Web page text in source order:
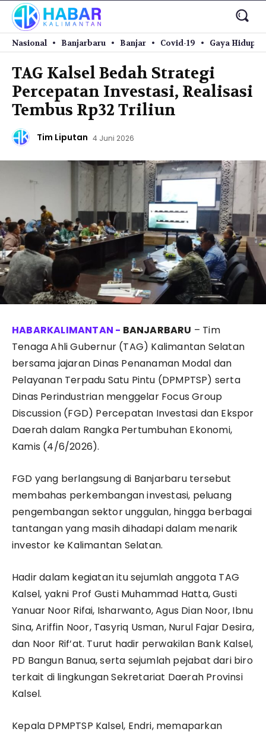
Nasional Banjarbaru Banjar Covid-19 Gaya Hidup
TAG Kalsel Bedah Strategi
Percepatan Investasi, Realisasi
Tembus Rp32 Triliun
Tim Liputan 4 Juni 2026
BANJARBARU – Tim
Tenaga Ahli Gubernur (TAG) Kalimantan Selatan
bersama jajaran Dinas Penanaman Modal dan
Pelayanan Terpadu Satu Pintu (DPMPTSP) serta
Dinas Perindustrian menggelar Focus Group
Discussion (FGD) Percepatan Investasi dan Ekspor
Daerah dalam Rangka Pertumbuhan Ekonomi,
Kamis (4/6/2026).
FGD yang berlangsung di Banjarbaru tersebut
membahas perkembangan investasi, peluang
pengembangan sektor unggulan, hingga berbagai
tantangan yang masih dihadapi dalam menarik
investor ke Kalimantan Selatan.
Hadir dalam kegiatan itu sejumlah anggota TAG
Kalsel, yakni Prof Gusti Muhammad Hatta, Gusti
Yanuar Noor Rifai, Isharwanto, Agus Dian Noor, Ibnu
Sina, Ariffin Noor, Tasyriq Usman, Nurul Fajar Desira,
dan Noor Rif’at. Turut hadir perwakilan Bank Kalsel,
PD Bangun Banua, serta sejumlah pejabat dari biro
terkait di lingkungan Sekretariat Daerah Provinsi
Kalsel.
Kepala DPMPTSP Kalsel, Endri, memaparkan